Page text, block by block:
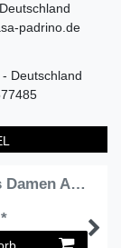
Deutschland
padrino.de
Deutschland
Casa Padrino Luxus Damen Armreif Schlange Gold / Grün - Handgefertigtes Vergoldetes Sterlingsilber Armband mit Edelsteinen - Eleganter Damenschmuck - Damen Armschmuck - Luxus Qualität